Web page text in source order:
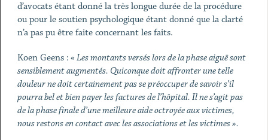
d’avocats étant donné la très longue durée de la procédure
ou pour le soutien psychologique étant donné que la clarté
n’a pas pu être faite concernant les faits.
Koen Geens : « Les montants versés lors de la phase aiguë sont
sensiblement augmentés. Quiconque doit affronter une telle
douleur ne doit certainement pas se préoccuper de savoir s’il
pourra bel et bien payer les factures de l’hôpital. Il ne s’agit pas
de la phase finale d’une meilleure aide octroyée aux victimes,
nous restons en contact avec les associations et les victimes ».